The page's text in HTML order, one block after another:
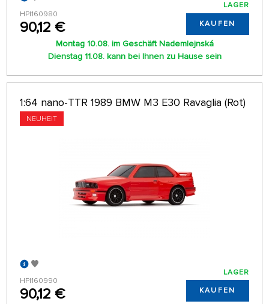
HPI160980
90,12 €
LAGER
KAUFEN
Montag 10.08. im Geschäft Nademlejnská
Dienstag 11.08. kann bei Ihnen zu Hause sein
1:64 nano-TTR 1989 BMW M3 E30 Ravaglia (Rot)
NEUHEIT
HPI160990
90,12 €
LAGER
KAUFEN